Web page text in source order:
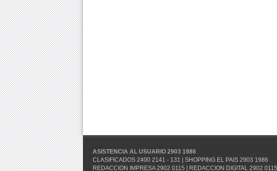
ASISTENCIA AL USUARIO 2903 1986
CLASIFICADOS 2400 2141 - 131 | SHOPPING EL PAIS 2903 1986
REDACCION IMPRESA 2902 0115 | REDACCION DIGITAL 2902